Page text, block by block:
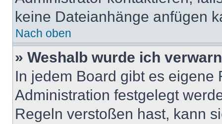
keine Dateianhänge anfügen
Nach oben
» Weshalb wurde ich
In jedem Board gibt es
Administration festgelegt
Regeln verstoßen hast, kann